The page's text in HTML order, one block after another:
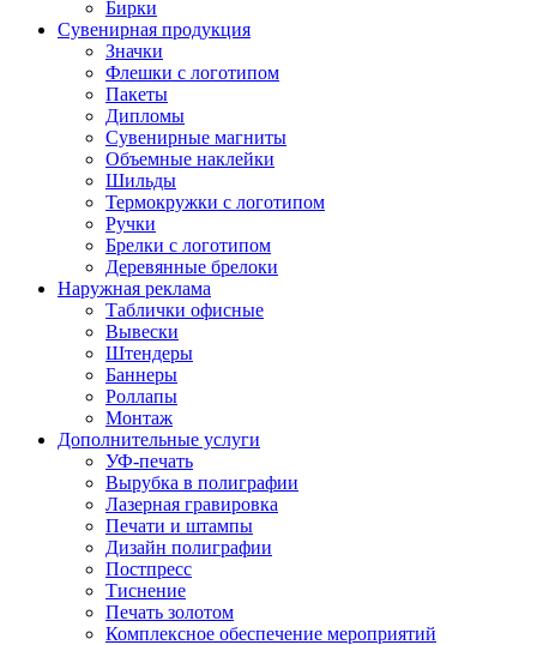
Бирки
Сувенирная продукция
Значки
Флешки с логотипом
Пакеты
Дипломы
Сувенирные магниты
Объемные наклейки
Шильды
Термокружки с логотипом
Ручки
Брелки с логотипом
Деревянные брелоки
Наружная реклама
Таблички офисные
Вывески
Штендеры
Баннеры
Роллапы
Монтаж
Дополнительные услуги
УФ-печать
Вырубка в полиграфии
Лазерная гравировка
Печати и штампы
Дизайн полиграфии
Постпресс
Тиснение
Печать золотом
Комплексное обеспечение мероприятий